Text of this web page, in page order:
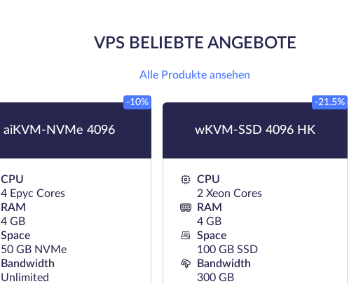
VPS BELIEBTE ANGEBOTE
Alle Produkte ansehen
aiKVM-NVMe 4096
-10%
CPU
4 Epyc Cores
RAM
4 GB
Space
50 GB NVMe
Bandwidth
Unlimited
wKVM-SSD 4096 HK
-21.5%
CPU
2 Xeon Cores
RAM
4 GB
Space
100 GB SSD
Bandwidth
300 GB